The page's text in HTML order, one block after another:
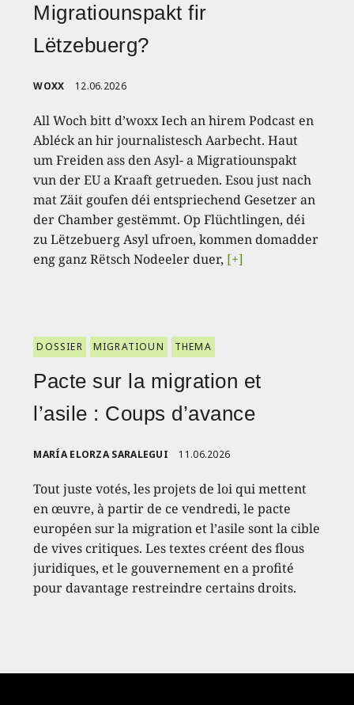
Migratiounspakt fir
Lëtzebuerg?
WOXX 12.06.2026
All Woch bitt d’woxx Iech an hirem Podcast en
Abléck an hir journalistesch Aarbecht. Haut
um Freiden ass den Asyl- a Migratiounspakt
vun der EU a Kraaft getrueden. Esou just nach
mat Zäit goufen déi entspriechend Gesetzer an
der Chamber gestëmmt. Op Flüchtlingen, déi
zu Lëtzebuerg Asyl ufroen, kommen domadder
eng ganz Rëtsch Nodeeler duer, [+]
DOSSIER MIGRATIOUN THEMA
Pacte sur la migration et
l’asile : Coups d’avance
MARÍA ELORZA SARALEGUI 11.06.2026
Tout juste votés, les projets de loi qui mettent
en œuvre, à partir de ce vendredi, le pacte
européen sur la migration et l’asile sont la cible
de vives critiques. Les textes créent des flous
juridiques, et le gouvernement en a profité
pour davantage restreindre certains droits.